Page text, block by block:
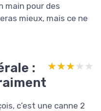
main pour des
mieux, mais ce ne
:
★★★★★
★★★★★
c’est une canne 2